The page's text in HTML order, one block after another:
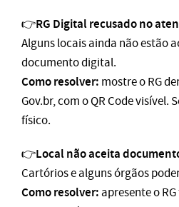
👉RG Digital recusado no
Alguns locais ainda não estão
documento digital.
Como resolver: mostre o RG
Gov.br, com o QR Code visível.
físico.
👉Local não aceita
Cartórios e alguns órgãos
Como resolver:apresente o